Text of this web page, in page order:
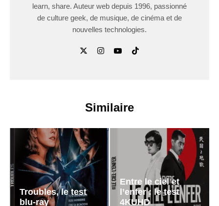
learn, share. Auteur web depuis 1996, passionné
de culture geek, de musique, de cinéma et de
nouvelles technologies.
Similaire
Troubles, le test
blu-ray
Entre le ciel et
l’enfer : le test
4KUHD